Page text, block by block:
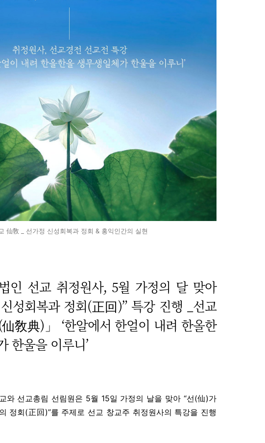
仙敎 _ 선가정 신성회복과 정회 & 홍익인간의 실현
인 선교 취정원사, 5월 가정의 달 맞아
성회복과 정회(正回)”특강 진행 _ 선교
敎典)」 ‘한알에서 한얼이 내려 한올한
한울을 이루니’
와 선교총림 선림원은 5월 15일 가정의 날을 맞아 “선(仙)가
정회(正回)”를 주제로 선교 창교주 취정원사의 특강을 진행